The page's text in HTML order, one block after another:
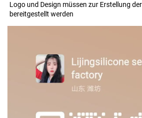
Logo und Design müssen zur Erstellung
bereitgestellt werden